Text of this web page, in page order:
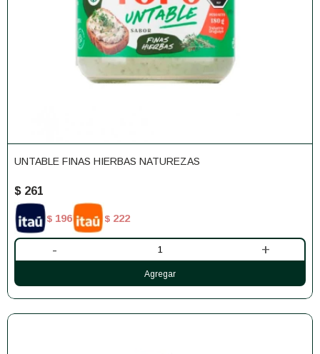
UNTABLE FINAS HIERBAS NATUREZAS
$ 261
$ 196 $ 222
- +